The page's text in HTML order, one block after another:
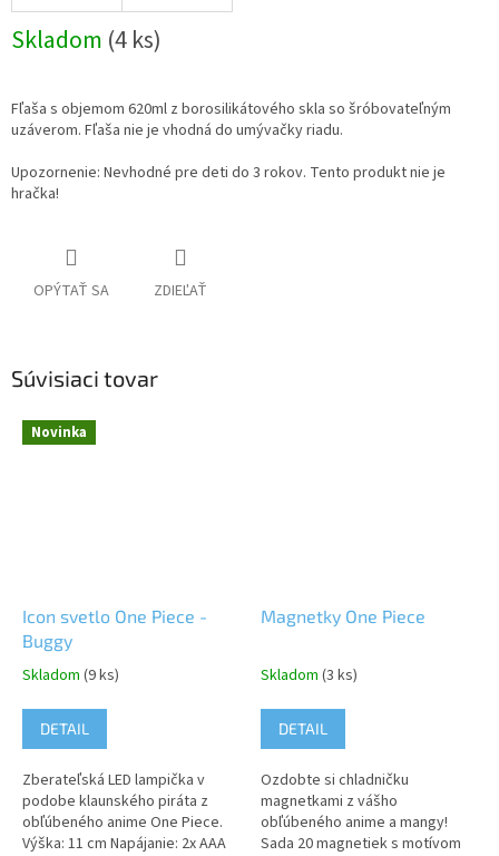
Skladom (4 ks)
Fľaša s objemom 620ml z borosilikátového skla so šróbovateľným
uzáverom. Fľaša nie je vhodná do umývačky riadu.
Upozornenie: Nevhodné pre deti do 3 rokov. Tento produkt nie je
hračka!
OPÝTAŤ SA ZDIEĽAŤ
Súvisiaci tovar
Novinka
Icon svetlo One Piece -
Buggy
Skladom (9 ks)
DETAIL
Zberateľská LED lampička v
podobe klaunského piráta z
obľúbeného anime One Piece.
Výška: 11 cm Napájanie: 2x AAA
Magnetky One Piece
Skladom (3 ks)
DETAIL
Ozdobte si chladničku
magnetkami z vášho
obľúbeného anime a mangy!
Sada 20 magnetiek s motívom